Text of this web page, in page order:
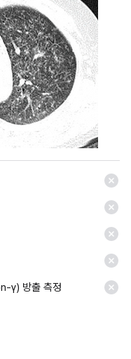
저장
γ) 방출 측정